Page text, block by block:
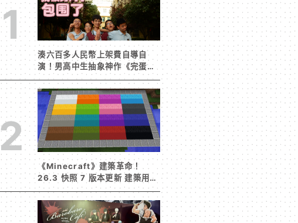
1
湊六百多人民幣上架費自導自
演！男高中生抽象神作《完蛋！
我被男同學包圍了》突然爆紅
2
《Minecraft》建築革命！
26.3 快照 7 版本更新 建築用方
塊家族迎來新成員 混凝土階梯&
半磚震撼登場！